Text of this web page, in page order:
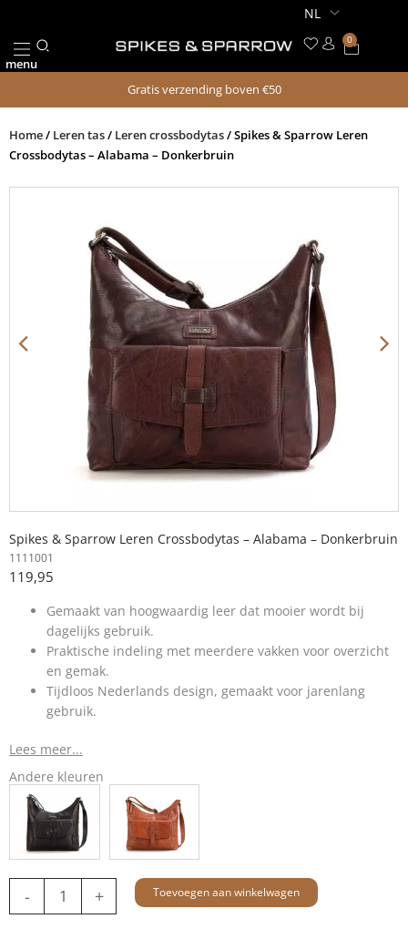
de
inhoud
menu
0
Gratis verzending boven €50
Home/ Leren tas/ Leren crossbodytas/ Spikes & Sparrow Leren
Crossbodytas – Alabama – Donkerbruin
Spikes & Sparrow Leren Crossbodytas – Alabama – Donkerbruin
1111001
119,95
Gemaakt van hoogwaardig leer dat mooier wordt bij
dagelijks gebruik.
Praktische indeling met meerdere vakken voor overzicht
en gemak.
Tijdloos Nederlands design, gemaakt voor jarenlang
gebruik.
Lees meer...
Andere kleuren
-
Crossbodytas
+ Toevoegen aan winkelwagen